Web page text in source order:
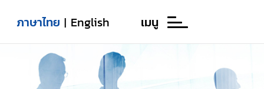
ภาษาไทย | English เมนู